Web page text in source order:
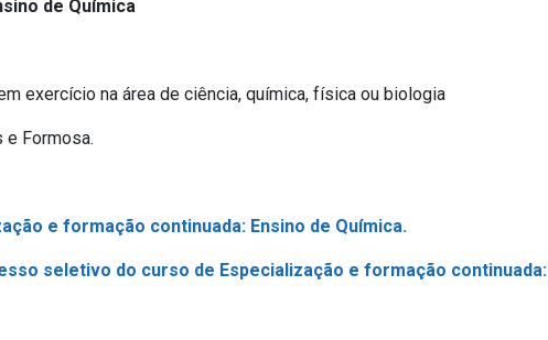
de Química
exercício na área de ciência, química, física ou biologia
e Formosa.
e formação continuada: Ensino de Química.
seletivo do curso de Especialização e formação continuada: